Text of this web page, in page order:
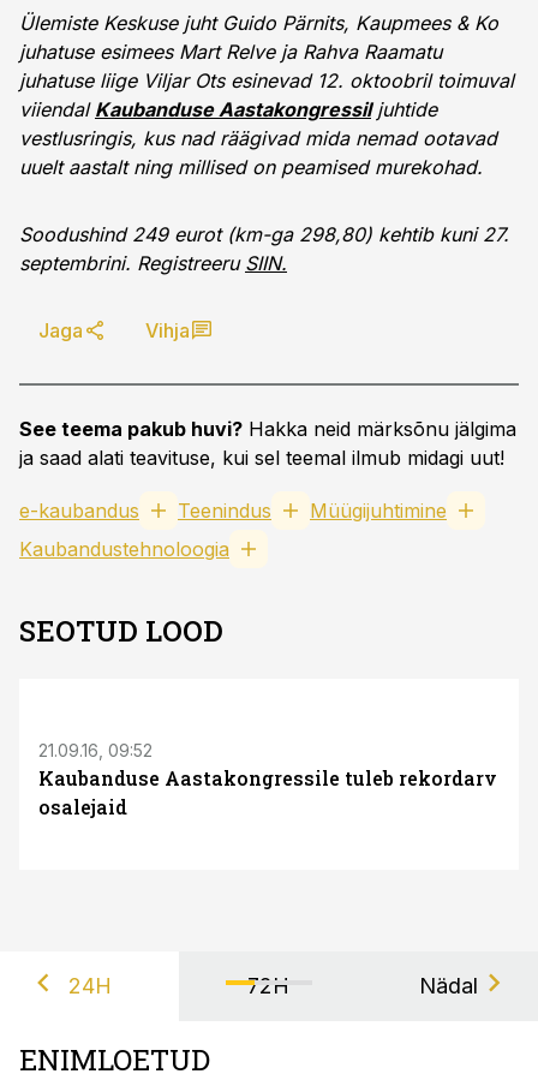
Ülemiste Keskuse juht Guido Pärnits, Kaupmees & Ko
juhatuse esimees Mart Relve ja Rahva Raamatu
juhatuse liige Viljar Ots esinevad 12. oktoobril toimuval
viiendal Kaubanduse Aastakongressiljuhtide
vestlusringis, kus nad räägivad mida nemad ootavad
uuelt aastalt ning millised on peamised murekohad.
Soodushind 249 eurot (km-ga 298,80) kehtib kuni 27.
septembrini. Registreeru SIIN.
Jaga Vihja
See teema pakub huvi? Hakka neid märksõnu jälgima
ja saad alati teavituse, kui sel teemal ilmub midagi uut!
e-kaubandus Teenindus
Müügijuhtimine
Kaubandustehnoloogia
SEOTUD LOOD
21.09.16, 09:52
Kaubanduse Aastakongressile tuleb rekordarv
osalejaid
24H 72H Nädal
ENIMLOETUD